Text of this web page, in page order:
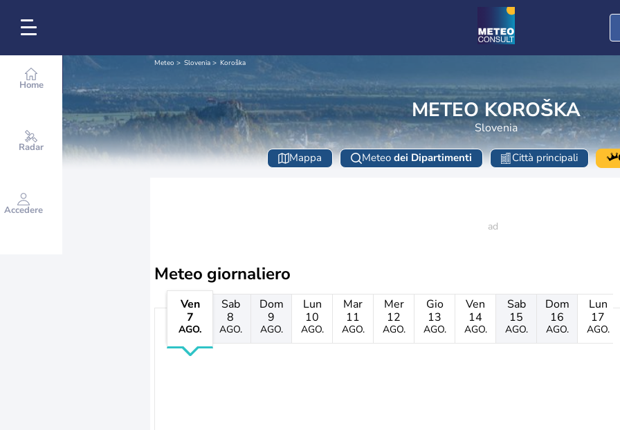
Home
Radar
Accedere
Meteo Slovenia Koroška
METEO KOROŠKA
Slovenia
Mappa Meteo dei Dipartimenti Città principali
Meteo giornaliero
Ven
7
AGO.
Sab
8
AGO.
Dom
9
AGO.
Lun
10
AGO.
Mar
11
AGO.
Mer
12
AGO.
Gio
13
AGO.
Ven
14
AGO.
Sab
15
AGO.
Dom
16
AGO.
Lun
17
AGO.